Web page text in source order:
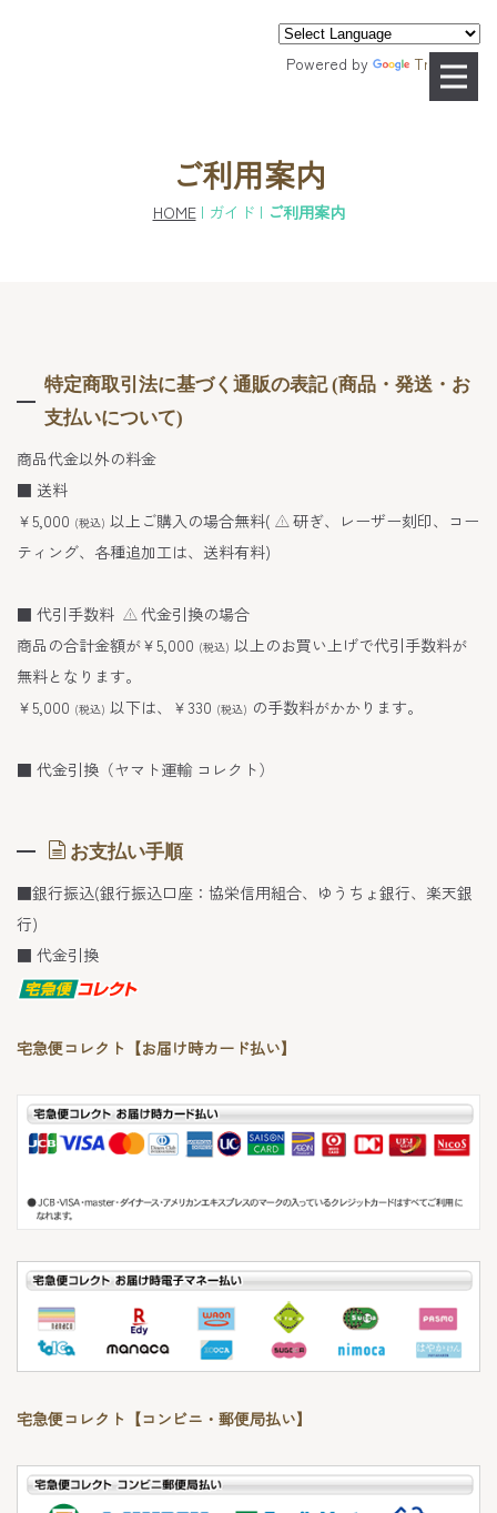
Powered by Translate
ご利用案内
HOME| ガイド | ご利用案内
特定商取引法に基づく通販の表記 (商品・発送・お
支払いについて)
商品代金以外の料金
■ 送料
￥5,000 (税込) 以上ご購入の場合無料(
研ぎ、レーザー刻印、コー
ティング、各種追加工は、送料有料)
■ 代引手数料
代金引換の場合
商品の合計金額が￥5,000 (税込) 以上のお買い上げで代引手数料が
無料となります。
￥5,000 (税込) 以下は、￥330 (税込) の手数料がかかります。
■ 代金引換（ヤマト運輸 コレクト）
お支払い手順
■銀行振込(銀行振込口座：協栄信用組合、ゆうちょ銀行、楽天銀
行)
■ 代金引換
宅急便コレクト【お届け時カード払い】
宅急便コレクト【コンビニ・郵便局払い】